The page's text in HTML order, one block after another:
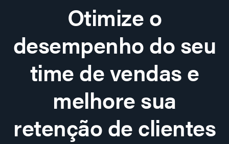
Otimize o
desempenho do seu
time de vendas e
melhore sua
retenção de clientes